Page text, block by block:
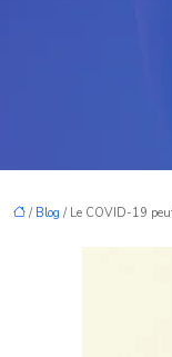
/ Blog / Le COVID-19